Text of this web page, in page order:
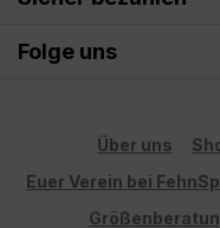
Folge uns
Über uns
Euer Verein bei